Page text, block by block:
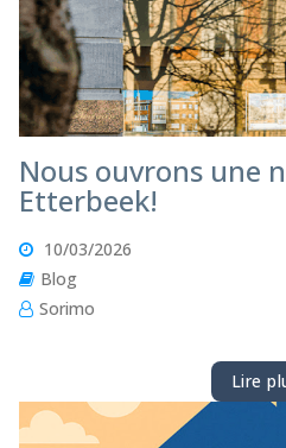
Nous ouvrons une
Etterbeek!
10/03/2026
Blog
Sorimo
Lire